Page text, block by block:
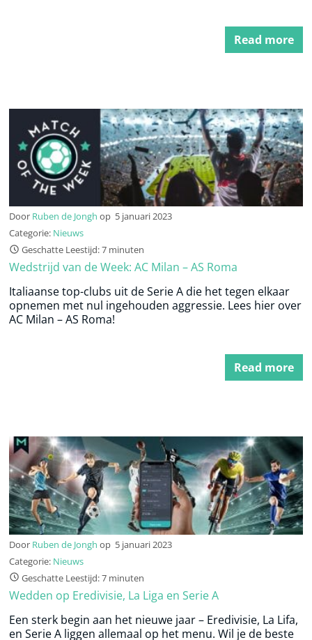
Read more
Door Ruben de Jongh op 5 januari 2023
Categorie: Nieuws
Geschatte Leestijd: 7 minuten
Wedstrijd van de Week: AC Milan – AS Roma
Italiaanse top-clubs uit de Serie A die het tegen elkaar
opnemen met nul ingehouden aggressie. Lees hier over
AC Milan – AS Roma!
Read more
Door Ruben de Jongh op 5 januari 2023
Categorie: Nieuws
Geschatte Leestijd: 7 minuten
Wedden op Eredivisie, La Liga en Serie A
Een sterk begin aan het nieuwe jaar – Eredivisie, La Lifa,
en Serie A liggen allemaal op het menu. Wil je de beste